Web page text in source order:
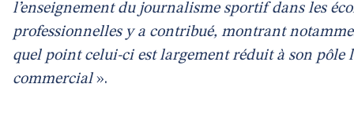
l’enseignement du journalisme sportif dans les
professionnelles y a contribué, montrant
quel point celui-ci est largement réduit à son pôle
commercial».